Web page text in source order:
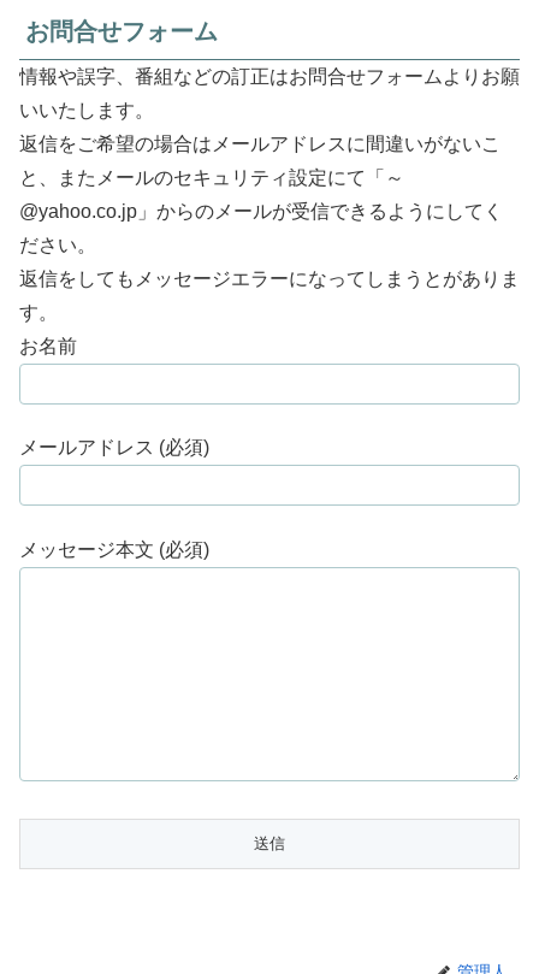
お問合せフォーム
情報や誤字、番組などの訂正はお問合せフォームよりお願
いいたします。
返信をご希望の場合はメールアドレスに間違いがないこ
と、またメールのセキュリティ設定にて「～
@yahoo.co.jp」からのメールが受信できるようにしてく
ださい。
返信をしてもメッセージエラーになってしまうとがありま
す。
お名前
メールアドレス (必須)
メッセージ本文 (必須)